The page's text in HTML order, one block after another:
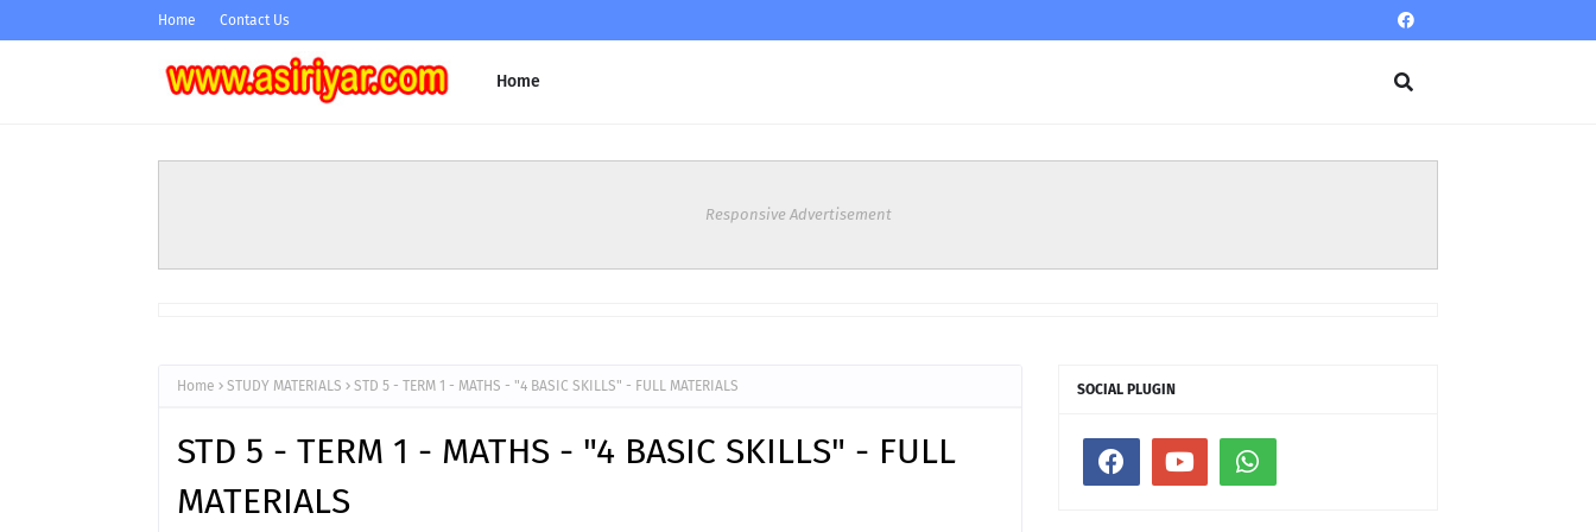
Home Contact Us
Home
Responsive Advertisement
Home STUDY MATERIALS STD 5 - TERM 1 - MATHS - "4 BASIC SKILLS" - FULL MATERIALS
STD 5 - TERM 1 - MATHS - "4 BASIC SKILLS" - FULL
MATERIALS
SOCIAL PLUGIN